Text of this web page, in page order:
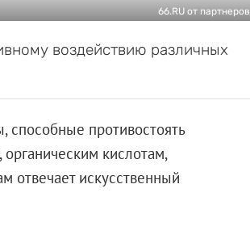
66.RU от партнеров
воздействию различных
способные противостоять
кислотам,
отвечает искусственный